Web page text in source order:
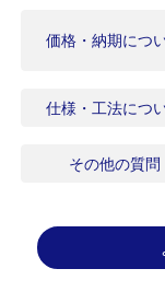
価格・納期につ
仕様・工法につ
その他の質問